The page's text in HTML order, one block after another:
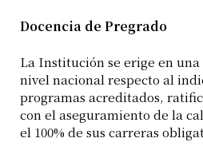
Docencia de Pregrado
La Institución se erige en una
nivel nacional respecto al
programas acreditados,
con el aseguramiento de la
el 100% de sus carreras